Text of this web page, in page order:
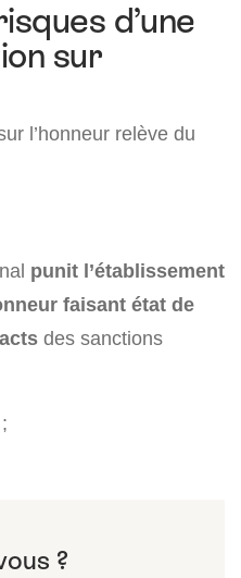
d’une
sur
l’honneur relève du
punit l’établissement
faisant état de
des sanctions